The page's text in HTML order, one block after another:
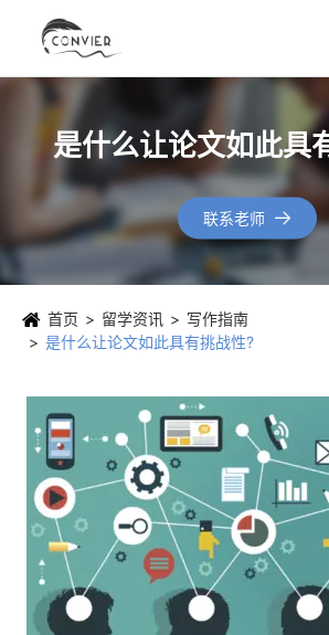
是什么让论文如此具
联系老师 
首页 留学资讯
写作指南
是什么让论文如此具有挑战性?